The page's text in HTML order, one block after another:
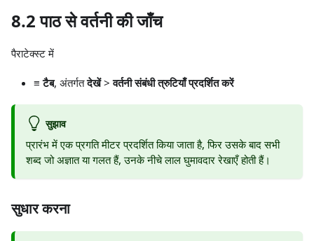
8.2 पाठ से वर्तनी की जाँच
पैराटेक्स्ट में
≡ टैब, अंतर्गतदेखें>वर्तनी संबंधी त्रुटियाँ प्रदर्शित करें
सुझाव
प्रारंभ में एक प्रगति मीटर प्रदर्शित किया जाता है, फिर उसके बाद सभी
शब्द जो अज्ञात या गलत हैं, उनके नीचे लाल घुमावदार रेखाएँ होती हैं।
सुधार करना